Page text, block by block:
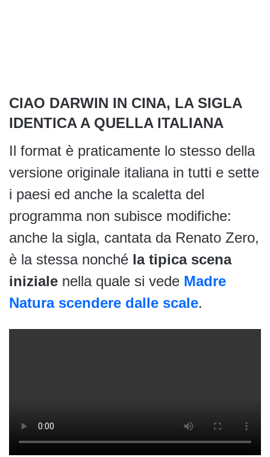
CIAO DARWIN IN CINA, LA SIGLA
IDENTICA A QUELLA ITALIANA
Il format è praticamente lo stesso della
versione originale italiana in tutti e sette
i paesi ed anche la scaletta del
programma non subisce modifiche:
anche la sigla, cantata da Renato Zero,
è la stessa nonché la tipica scena
iniziale nella quale si vede Madre
Natura scendere dalle scale.